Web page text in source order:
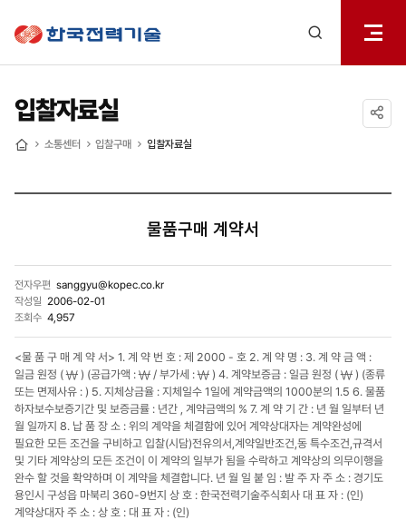
열기
입찰자료실
소통센터 입찰구매 입찰자료실
물품구매 계약서
전자우편 sanggyu@kopec.co.kr
작성일 2006-02-01
조회수 4,957
<물 품 구 매 계 약 서> 1. 계 약 번 호 : 제 2000 - 호 2. 계 약 명 : 3. 계 약 금 액 :
일금 원정 ( ￦ ) (공급가액 : ￦ / 부가세 : ￦ ) 4. 계약보증금 : 일금 원정 ( ￦ ) (종류
또는 면제사유 : ) 5. 지체상금율 : 지체일수 1일에 계약금액의 1000분의 1.5 6. 물품
하자보수보증기간 및 보증금률 : 년간 , 계약금액의 % 7. 계 약 기 간 : 년 월 일부터 년
월 일까지 8. 납 품 장 소 : 위의 계약을 체결함에 있어 계약상대자는 계약완성에
필요한 모든 조건을 구비하고 입찰(시담)전유의서,계약일반조건,동 특수조건,규격서
및 기타 계약상의 모든 조건이 이 계약의 일부가 됨을 수락하고 계약상의 의무이행을
완수 할 것을 확약하며 이 계약을 체결합니다. 년 월 일 붙 임 : 발 주 자 주 소 : 경기도
용인시 구성읍 마북리 360-9번지 상 호 : 한국전력기술주식회사 대 표 자 : (인)
계약상대자 주 소 : 상 호 : 대 표 자 : (인)